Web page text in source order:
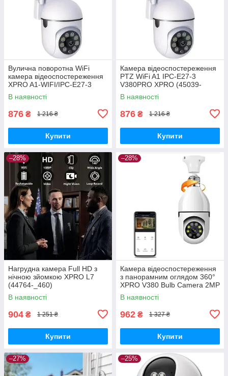
Вулична поворотна WiFi
камера відеоспостереження
XPRO A1-WIFI/IPC-E27-3
V380PRO (45039-16971_453)
В наявності
876 ₴ 1 216 ₴
Купити
Камера відеоспостереження
PTZ WiFi A1 IPC-E27-3
V380PRO XPRO (45039-
16971_457)
В наявності
876 ₴ 1 216 ₴
Купити
–28%
Нагрудна камера Full HD з
нічною зйомкою XPRO L7
(44764-_460)
В наявності
904 ₴ 1 251 ₴
Купити
–28%
Камера відеоспостереження
з панорамним оглядом 360°
XPRO V380 Bulb Camera 2MP
FHD (41082-15334_506)
В наявності
962 ₴ 1 327 ₴
Купити
–27% –25%